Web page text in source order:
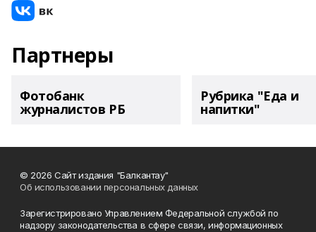
Партнеры
Фотобанк
журналистов РБ
Рубрика "Еда и
напитки"
© 2026 Сайт издания "Балкантау"
Об использовании персональных данных
Зарегистрировано Управлением Федеральной службой по
надзору законодательства в сфере связи, информационных